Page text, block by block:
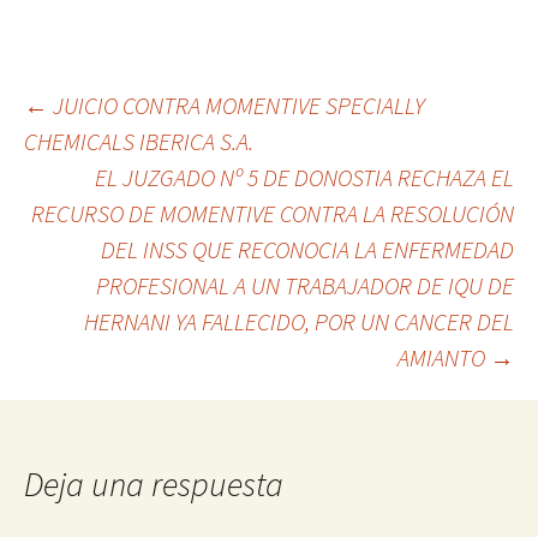
Ir
la
entrada
← JUICIO CONTRA MOMENTIVE SPECIALLY
CHEMICALS IBERICA S.A.
EL JUZGADO Nº 5 DE DONOSTIA RECHAZA EL
RECURSO DE MOMENTIVE CONTRA LA RESOLUCIÓN
DEL INSS QUE RECONOCIA LA ENFERMEDAD
PROFESIONAL A UN TRABAJADOR DE IQU DE
HERNANI YA FALLECIDO, POR UN CANCER DEL
AMIANTO →
Deja una respuesta